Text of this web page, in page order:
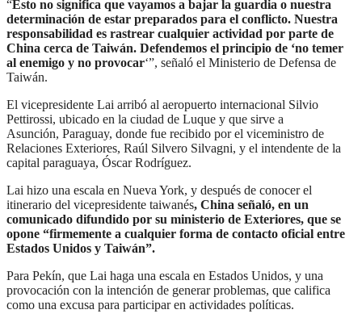
“Esto no significa que vayamos a bajar la guardia o nuestra
determinación de estar preparados para el conflicto. Nuestra
responsabilidad es rastrear cualquier actividad por parte de
China cerca de Taiwán. Defendemos el principio de ‘no temer
al enemigo y no provocar‘”, señaló el Ministerio de Defensa de
Taiwán.
El vicepresidente Lai arribó al aeropuerto internacional Silvio
Pettirossi, ubicado en la ciudad de Luque y que sirve a
Asunción, Paraguay, donde fue recibido por el viceministro de
Relaciones Exteriores, Raúl Silvero Silvagni, y el intendente de la
capital paraguaya, Óscar Rodríguez.
Lai hizo una escala en Nueva York, y después de conocer el
itinerario del vicepresidente taiwanés, China señaló, en un
comunicado difundido por su ministerio de Exteriores, que se
opone “firmemente a cualquier forma de contacto oficial entre
Estados Unidos y Taiwán”.
Para Pekín, que Lai haga una escala en Estados Unidos, y una
provocación con la intención de generar problemas, que califica
como una excusa para participar en actividades políticas.